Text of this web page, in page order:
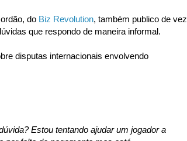
do Biz Revolution, também publico de vez
que respondo de maneira informal.
disputas internacionais envolvendo
Estou tentando ajudar um jogador a